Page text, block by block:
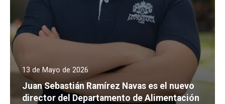
13 de Mayo de 2026
Juan Sebastián Ramírez Navas es el nuevo
director del Departamento de Alimentación